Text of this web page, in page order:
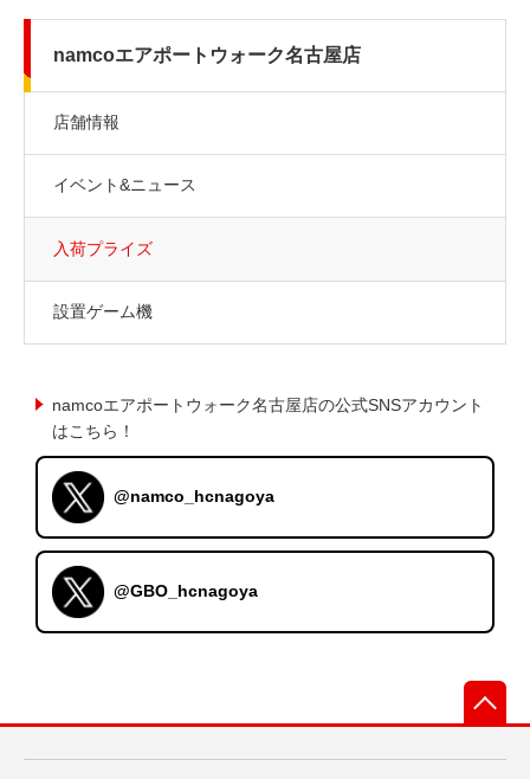
namcoエアポートウォーク名古屋店
店舗情報
イベント&ニュース
入荷プライズ
設置ゲーム機
namcoエアポートウォーク名古屋店の公式SNSアカウント
はこちら！
@namco_hcnagoya
@GBO_hcnagoya